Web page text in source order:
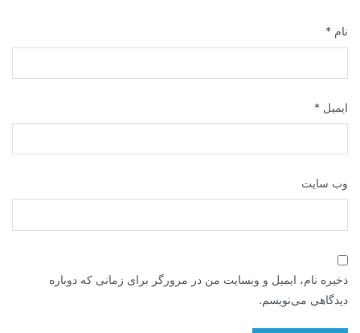
نام *
ایمیل *
وب‌ سایت
ذخیره نام، ایمیل و وبسایت من در مرورگر برای زمانی که دوباره
دیدگاهی می‌نویسم.